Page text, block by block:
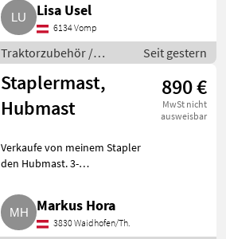
Lisa Usel
6134 Vomp
Traktorzubehör /
Heckstapler
Seit gestern
Staplermast,
Hubmast
890 €
MwSt nicht
ausweisbar
Verkaufe von meinem Stapler
den Hubmast. 3-
montiert, ist aber sehr leicht zu
richten. Massiver Staplermast,
Hubkraft vom Stapler waren ü
Markus Hora
3830 Waidhofen/Th.